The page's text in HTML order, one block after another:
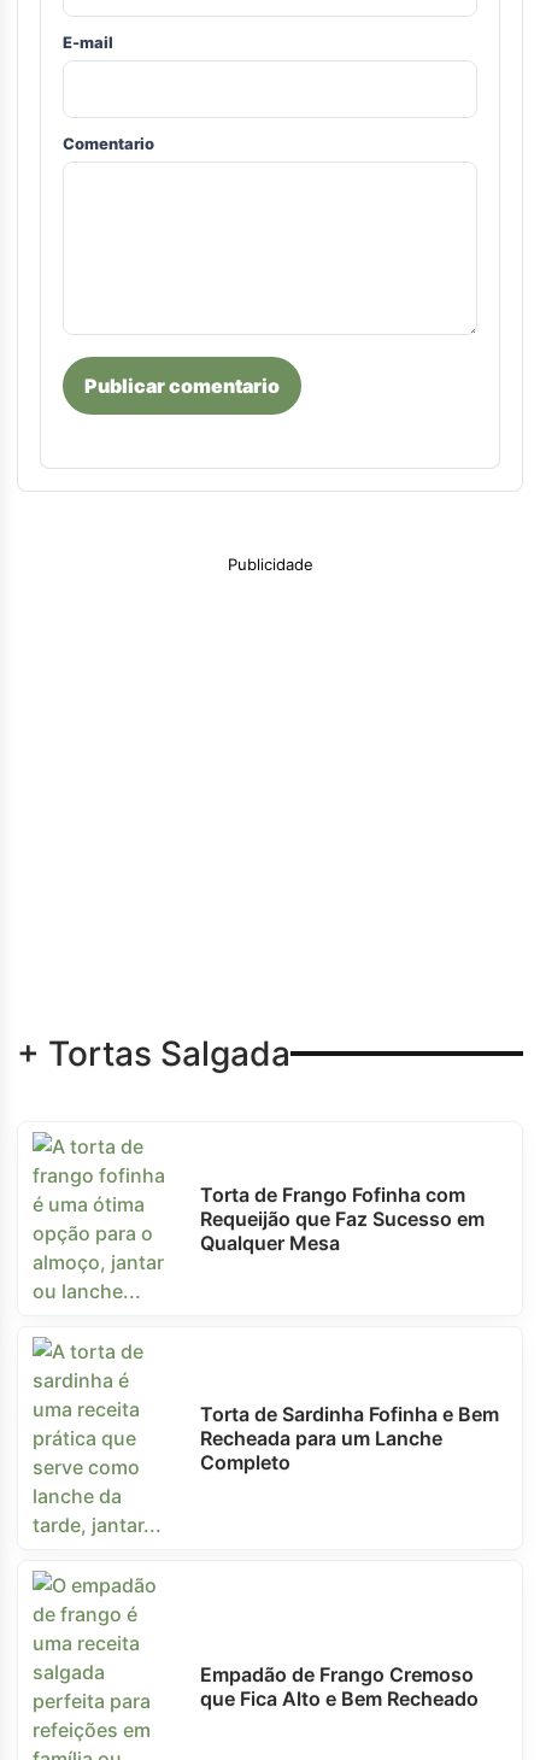
E-mail
Comentario
Publicar comentario
Publicidade
+ Tortas Salgada
Torta de Frango Fofinha com
Requeijão que Faz Sucesso em
Qualquer Mesa
Torta de Sardinha Fofinha e Bem
Recheada para um Lanche
Completo
Empadão de Frango Cremoso
que Fica Alto e Bem Recheado